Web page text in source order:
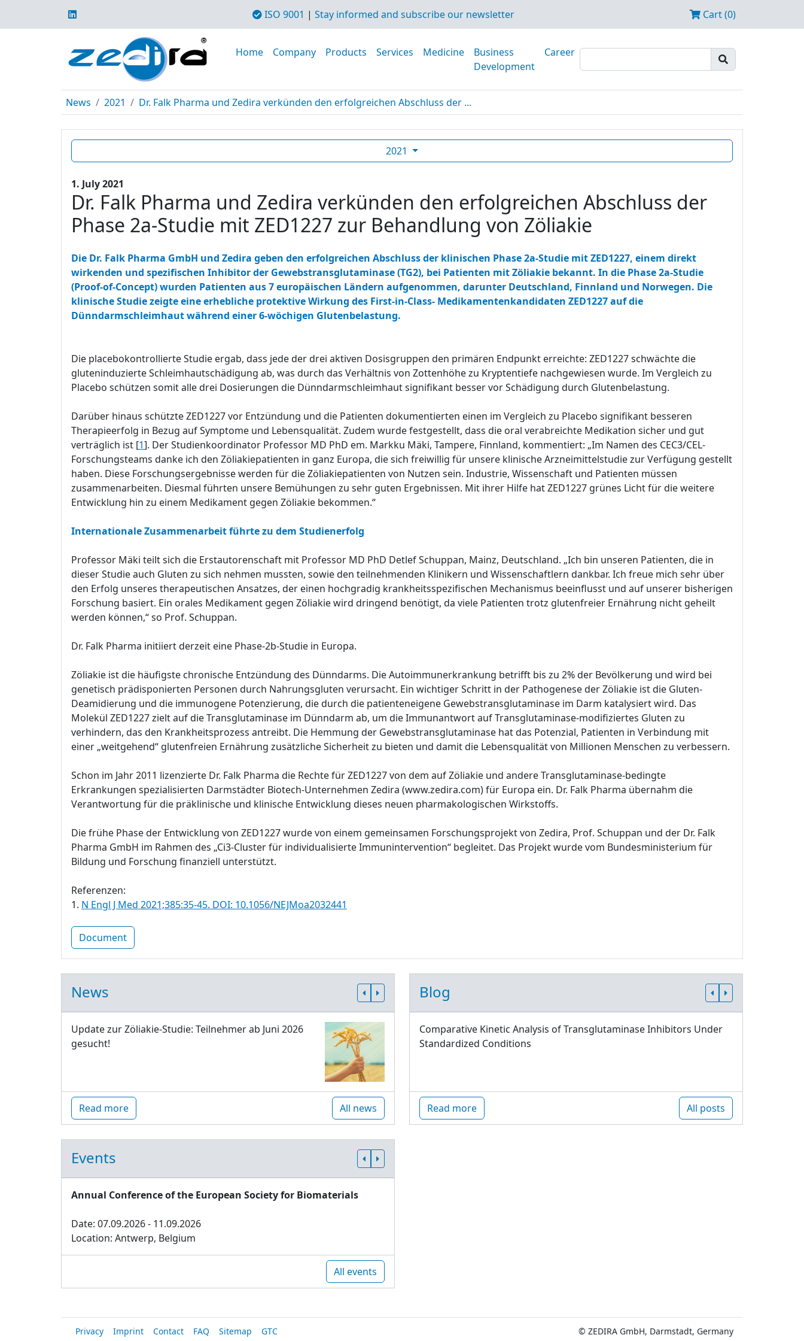
ISO 9001 | Stay informed and subscribe our newsletter Cart (0)
Home Company Products Services Medicine
Business
Development
Career
News 2021 Dr. Falk Pharma und Zedira verkünden den erfolgreichen Abschluss der ...
2021
1. July 2021
Dr. Falk Pharma und Zedira verkünden den erfolgreichen Abschluss der
Phase 2a-Studie mit ZED1227 zur Behandlung von Zöliakie
Die Dr. Falk Pharma GmbH und Zedira geben den erfolgreichen Abschluss der klinischen Phase 2a-Studie mit ZED1227, einem direkt
wirkenden und spezifischen Inhibitor der Gewebstransglutaminase (TG2), bei Patienten mit Zöliakie bekannt. In die Phase 2a-Studie
(Proof-of-Concept) wurden Patienten aus 7 europäischen Ländern aufgenommen, darunter Deutschland, Finnland und Norwegen. Die
klinische Studie zeigte eine erhebliche protektive Wirkung des First-in-Class- Medikamentenkandidaten ZED1227 auf die
Dünndarmschleimhaut während einer 6-wöchigen Glutenbelastung.
Die placebokontrollierte Studie ergab, dass jede der drei aktiven Dosisgruppen den primären Endpunkt erreichte: ZED1227 schwächte die
gluteninduzierte Schleimhautschädigung ab, was durch das Verhältnis von Zottenhöhe zu Kryptentiefe nachgewiesen wurde. Im Vergleich zu
Placebo schützen somit alle drei Dosierungen die Dünndarmschleimhaut signifikant besser vor Schädigung durch Glutenbelastung.
Darüber hinaus schützte ZED1227 vor Entzündung und die Patienten dokumentierten einen im Vergleich zu Placebo signifikant besseren
Therapieerfolg in Bezug auf Symptome und Lebensqualität. Zudem wurde festgestellt, dass die oral verabreichte Medikation sicher und gut
verträglich ist [1]. Der Studienkoordinator Professor MD PhD em. Markku Mäki, Tampere, Finnland, kommentiert: „Im Namen des CEC3/CEL-
Forschungsteams danke ich den Zöliakiepatienten in ganz Europa, die sich freiwillig für unsere klinische Arzneimittelstudie zur Verfügung gestellt
haben. Diese Forschungsergebnisse werden für die Zöliakiepatienten von Nutzen sein. Industrie, Wissenschaft und Patienten müssen
zusammenarbeiten. Diesmal führten unsere Bemühungen zu sehr guten Ergebnissen. Mit ihrer Hilfe hat ZED1227 grünes Licht für die weitere
Entwicklung hin zu einem Medikament gegen Zöliakie bekommen.“
Internationale Zusammenarbeit führte zu dem Studienerfolg
Professor Mäki teilt sich die Erstautorenschaft mit Professor MD PhD Detlef Schuppan, Mainz, Deutschland. „Ich bin unseren Patienten, die in
dieser Studie auch Gluten zu sich nehmen mussten, sowie den teilnehmenden Klinikern und Wissenschaftlern dankbar. Ich freue mich sehr über
den Erfolg unseres therapeutischen Ansatzes, der einen hochgradig krankheitsspezifischen Mechanismus beeinflusst und auf unserer bisherigen
Forschung basiert. Ein orales Medikament gegen Zöliakie wird dringend benötigt, da viele Patienten trotz glutenfreier Ernährung nicht geheilt
werden können,“ so Prof. Schuppan.
Dr. Falk Pharma initiiert derzeit eine Phase-2b-Studie in Europa.
Zöliakie ist die häufigste chronische Entzündung des Dünndarms. Die Autoimmunerkrankung betrifft bis zu 2% der Bevölkerung und wird bei
genetisch prädisponierten Personen durch Nahrungsgluten verursacht. Ein wichtiger Schritt in der Pathogenese der Zöliakie ist die Gluten-
Deamidierung und die immunogene Potenzierung, die durch die patienteneigene Gewebstransglutaminase im Darm katalysiert wird. Das
Molekül ZED1227 zielt auf die Transglutaminase im Dünndarm ab, um die Immunantwort auf Transglutaminase-modifiziertes Gluten zu
verhindern, das den Krankheitsprozess antreibt. Die Hemmung der Gewebstransglutaminase hat das Potenzial, Patienten in Verbindung mit
einer „weitgehend“ glutenfreien Ernährung zusätzliche Sicherheit zu bieten und damit die Lebensqualität von Millionen Menschen zu verbessern.
Schon im Jahr 2011 lizenzierte Dr. Falk Pharma die Rechte für ZED1227 von dem auf Zöliakie und andere Transglutaminase-bedingte
Erkrankungen spezialisierten Darmstädter Biotech-Unternehmen Zedira (www.zedira.com) für Europa ein. Dr. Falk Pharma übernahm die
Verantwortung für die präklinische und klinische Entwicklung dieses neuen pharmakologischen Wirkstoffs.
Die frühe Phase der Entwicklung von ZED1227 wurde von einem gemeinsamen Forschungsprojekt von Zedira, Prof. Schuppan und der Dr. Falk
Pharma GmbH im Rahmen des „Ci3-Cluster für individualisierte Immunintervention“ begleitet. Das Projekt wurde vom Bundesministerium für
Bildung und Forschung finanziell unterstützt.
Referenzen:
1. N Engl J Med 2021;385:35-45. DOI: 10.1056/NEJMoa2032441
Document
News
Update zur Zöliakie-Studie: Teilnehmer ab Juni 2026
gesucht!
Read more All news
Blog
Comparative Kinetic Analysis of Transglutaminase Inhibitors Under
Standardized Conditions
Read more All posts
Events
Annual Conference of the European Society for Biomaterials
Date: 07.09.2026 - 11.09.2026
Location: Antwerp, Belgium
All events
Privacy Imprint Contact FAQ Sitemap GTC © ZEDIRA GmbH, Darmstadt, Germany